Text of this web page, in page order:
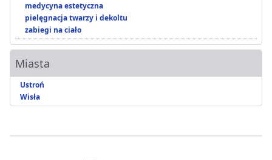
medycyna estetyczna
pielęgnacja twarzy i dekoltu
zabiegi na ciało
Miasta
Ustroń
Wisła